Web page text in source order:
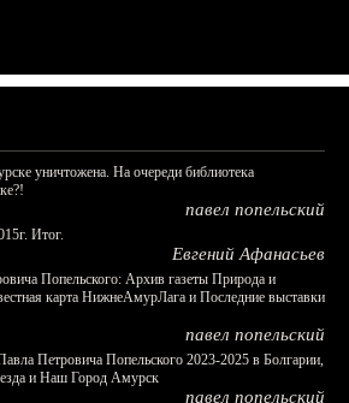
уничтожена. На очереди библиотека
павел попельский
Итог.
Евгений Афанасьев
Попельского: Архив газеты Природа и
карта НижнеАмурЛага и Последние выставки
павел попельский
Петровича Попельского 2023-2025 в Болгарии,
и Наш Город Амурск
павел попельский